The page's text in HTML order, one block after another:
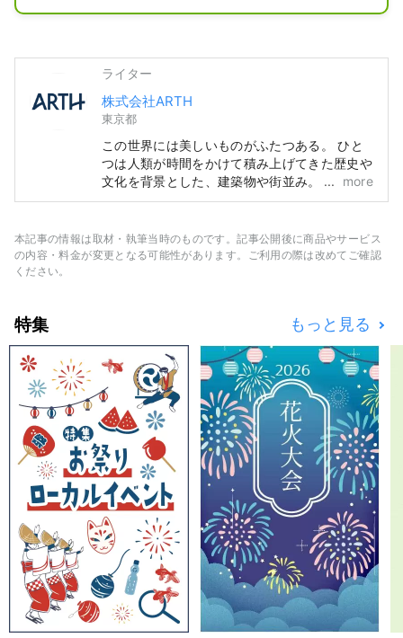
ホテルは、カフェ、レストラン、温泉
カフェやレストラン、温泉は、宿泊で
ない方もご利用いただけます。
客室は、露天風呂付スイートルーム、
洋室、和室など様々で、全てオーシャ
ンビューとなっています。
広々としたラウンジでは、太平洋の絶
景を望みながら、Cafe&Barでオリジ
とができます。
海の音を聴きながら、ドリンクやディ
ナーをお楽しみいただけます。
夕食は、ローカルの季節の食材を活か
した料理をご用意しております。予約
時に、和食かイタリアンをお選びいた
だけます。
夜には満天の星空の下、スターウォッ
チングツアーを開催しています。
自転車やキックボードのレンタルもし
ているので、周辺観光にもぴったりで
す。スタッフが運転するトゥクトゥク
に乗って出かけることもできます。
ライター
株式会社ARTH
東京都
この世界には美しいものがふたつある。 ひと
つは人類が時間をかけて積み上げてきた歴史や
文化を背景とした、建築物や街並み。 もうひ
とつは、人類がいっさい手を加えていない、自
で未だ眠っているもの、価値を見出されていな
いものを探し出す。 世界中の人々へ、心を魅
more
本記事の情報は取材・執筆当時のものです。記事公開後に商品やサービス
の内容・料金が変更となる可能性があります。ご利用の際は改めてご確認
ください。
特集 もっと見る